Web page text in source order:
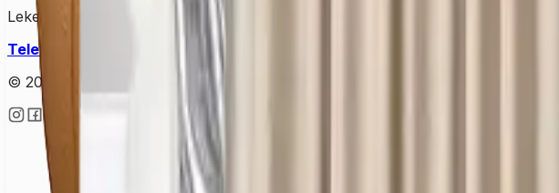
Lekesepeti Temizlik Hizmetleri
Telefon
: +90 (850) 888 90 50 Mail
© 2025 • Lekesepeti